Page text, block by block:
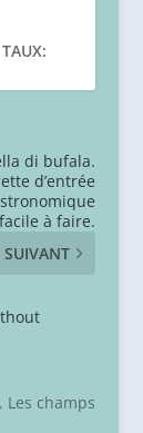
TAUX:
di bufala.
d’entrée
facile à faire.
SUIVANT
Les champs